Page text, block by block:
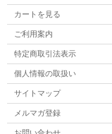
カートを見る
ご利用案内
特定商取引法表示
個人情報の取扱い
サイトマップ
メルマガ登録